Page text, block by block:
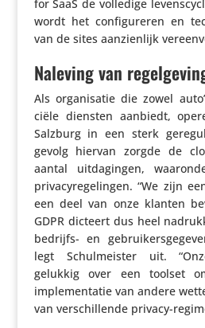
for SaaS de volledige
wordt het confi­gu­reren en
van de sites aanzien­lijk
Naleving van
Als orga­ni­satie die zowel
ciële diensten aanbiedt,
Salzburg in een sterk
gevolg hiervan zorgde de
aantal uitda­gingen,
priva­cy­re­ge­lingen. “We zijn
een deel van onze klanten
GDPR dicteert dus heel
bedrijfs- en
legt Schul­meister uit.
gelukkig over een toolset
imple­men­tatie van andere
van verschil­lende privacy-